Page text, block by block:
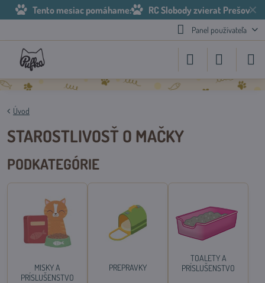
✕
Tento mesiac pomáhame: RC Slobody zvierat Prešov
Panel používateľa
Úvod
STAROSTLIVOSŤ O MAČKY
PODKATEGÓRIE
MISKY A
PRÍSLUŠENSTVO
PREPRAVKY
TOALETY A
PRÍSLUŠENSTVO